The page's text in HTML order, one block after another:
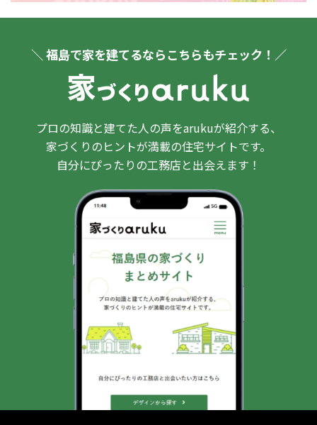
＼ 福島で家を建てるならこちらもチェック！／
プロの知識と建てた人の声をarukuが紹介する、
家づくりのヒントが満載の住宅サイトです。
自分にぴったりの工務店と出会えます！